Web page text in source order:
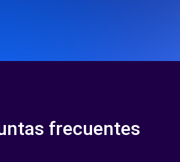
frecuentes